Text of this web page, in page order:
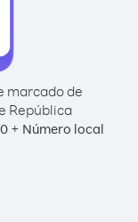
marcado de
República
+ Número local